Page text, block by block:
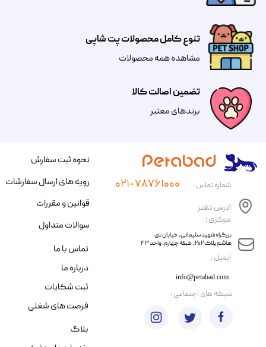
تضمین اصالت کالا
​​برندهای معتبر​​​​​​​
تنوع کامل محصولات پت شاپی
مشاهده همه محصولات
​ایمیل :
آدرس دفتر
مرکزی :
info@petabad.com
​​بزرگراه شهید سلیمانی، خیابان بنی
هاشم پلاک ۲۰۲ ، طبقه چهارم، واحد ۴۳
شماره تماس : ۰۲۱-۷۸۷۶۱۰۰۰
نحوه ثبت سفارش
رویه های ارسال سفارشات
قوانین و مقررات
سوالات متداول
تماس با ما
درباره ما
ثبت شکایات
فرصت های شغلی
​شبکه های اجتماعی :
بلاگ